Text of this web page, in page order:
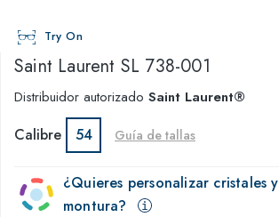
Try On
Saint Laurent SL 738-001
Distribuidor autorizado Saint Laurent®
Calibre 54 Guía de tallas
¿Quieres personalizar cristales y
montura?